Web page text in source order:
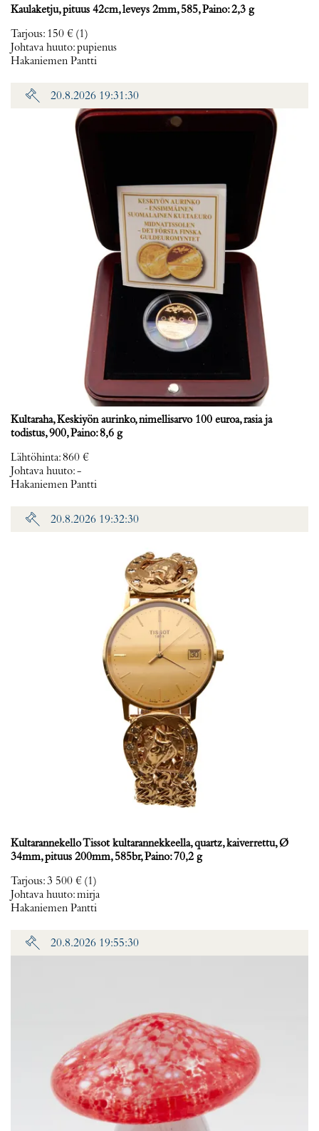
Kaulaketju, pituus 42cm, leveys 2mm, 585, Paino: 2,3 g
Tarjous: 150 € (1)
Johtava huuto:pupienus
Hakaniemen Pantti
20.8.2026 19:31:30
Kultaraha, Keskiyön aurinko, nimellisarvo 100 euroa, rasia ja
todistus, 900, Paino: 8,6 g
Lähtöhinta:860 €
Johtava huuto:-
Hakaniemen Pantti
20.8.2026 19:32:30
Kultarannekello Tissot kultarannekkeella, quartz, kaiverrettu, Ø
34mm, pituus 200mm, 585br, Paino: 70,2 g
Tarjous:3 500 € (1)
Johtava huuto:mirja
Hakaniemen Pantti
20.8.2026 19:55:30